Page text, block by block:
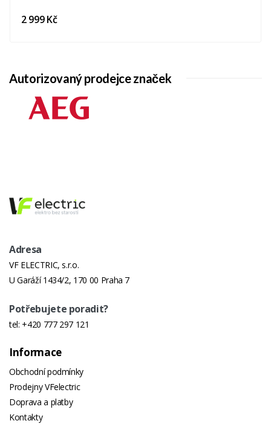
2 999 Kč
Autorizovaný prodejce značek
Adresa
VF ELECTRIC, s.r.o.
U Garáží 1434/2, 170 00 Praha 7
Potřebujete poradit?
tel: +420 777 297 121
Informace
Obchodní podmínky
Prodejny VFelectric
Doprava a platby
Kontakty